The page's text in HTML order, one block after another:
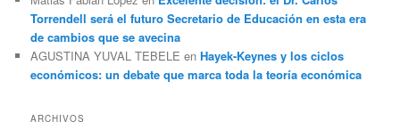
Torrendell será el futuro Secretario de Educación en esta era
de cambios que se avecina
AGUSTINA YUVAL TEBELE enHayek-Keynes y los ciclos
económicos: un debate que marca toda la teoría económica
ARCHIVOS